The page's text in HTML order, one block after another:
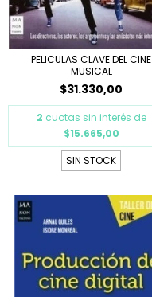
PELICULAS CLAVE DEL CINE
MUSICAL
$31.330,00
2 cuotas sin interés de
$15.665,00
SIN STOCK